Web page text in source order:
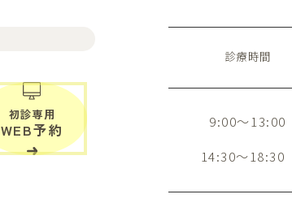
初診専用
WEB予約
診療時間
9:00～13:00
14:30～18:30